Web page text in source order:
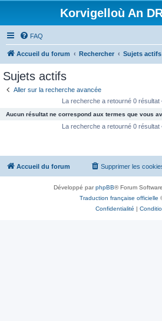
Korvigelloù An
FAQ
Accueil du forum Rechercher Sujets actifs
Sujets actifs
Aller sur la recherche avancée
La recherche a retourné 0 résultat
Aucun résultat ne correspond aux termes que vous
La recherche a retourné 0 résultat
Accueil du forum Supprimer les
Développé parphpBB® Forum
Traduction française officielle
Confidentialité |